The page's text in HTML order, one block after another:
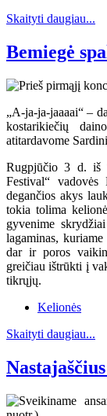
Skaityti daugiau...
Bemiegė
„A-ja-ja-jaaaai“ –
kostarikiečių
atitardavome
Rugpjūčio 3 d. iš
Festival“
degančios akys
tokia tolima
gyvenime
lagaminas,
dar ir poros
greičiau ištrūkti į
tikrųjų.
Kelionės
Skaityti daugiau...